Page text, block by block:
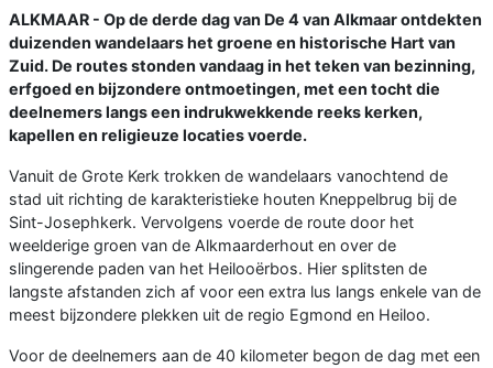
ALKMAAR - Op de derde dag van De 4 van Alkmaar ontdekten
duizenden wandelaars het groene en historische Hart van
Zuid. De routes stonden vandaag in het teken van bezinning,
erfgoed en bijzondere ontmoetingen, met een tocht die
deelnemers langs een indrukwekkende reeks kerken,
kapellen en religieuze locaties voerde.
Vanuit de Grote Kerk trokken de wandelaars vanochtend de
stad uit richting de karakteristieke houten Kneppelbrug bij de
Sint-Josephkerk. Vervolgens voerde de route door het
weelderige groen van de Alkmaarderhout en over de
slingerende paden van het Heilooërbos. Hier splitsten de
langste afstanden zich af voor een extra lus langs enkele van de
meest bijzondere plekken uit de regio Egmond en Heiloo.
Voor de deelnemers aan de 40 kilometer begon de dag met een